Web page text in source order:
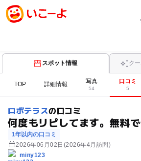
スポット情報 ク
TOP 詳細情報 写真
54
口コミ
5
ロボテラスの口コミ
何度もリピしてます。無料
1年以内の口コミ
2026年06月02日 (2026年4月訪問)
miny123